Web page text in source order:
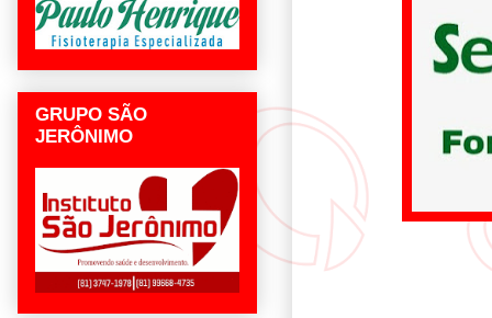
GRUPO SÃO
JERÔNIMO